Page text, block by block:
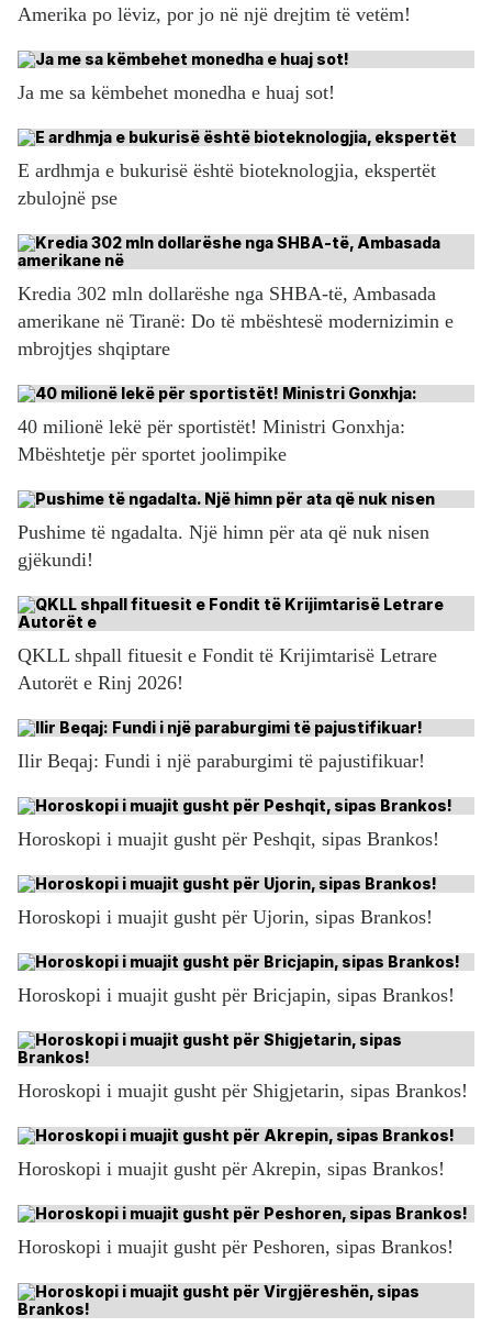
Amerika po lëviz, por jo në një drejtim të vetëm!
Ja me sa këmbehet monedha e huaj sot!
E ardhmja e bukurisë është bioteknologjia, ekspertët
zbulojnë pse
Kredia 302 mln dollarëshe nga SHBA-të, Ambasada
amerikane në Tiranë: Do të mbështesë modernizimin e
mbrojtjes shqiptare
40 milionë lekë për sportistët! Ministri Gonxhja:
Mbështetje për sportet joolimpike
Pushime të ngadalta. Një himn për ata që nuk nisen
gjëkundi!
QKLL shpall fituesit e Fondit të Krijimtarisë Letrare
Autorët e Rinj 2026!
Ilir Beqaj: Fundi i një paraburgimi të pajustifikuar!
Horoskopi i muajit gusht për Peshqit, sipas Brankos!
Horoskopi i muajit gusht për Ujorin, sipas Brankos!
Horoskopi i muajit gusht për Bricjapin, sipas Brankos!
Horoskopi i muajit gusht për Shigjetarin, sipas Brankos!
Horoskopi i muajit gusht për Akrepin, sipas Brankos!
Horoskopi i muajit gusht për Peshoren, sipas Brankos!